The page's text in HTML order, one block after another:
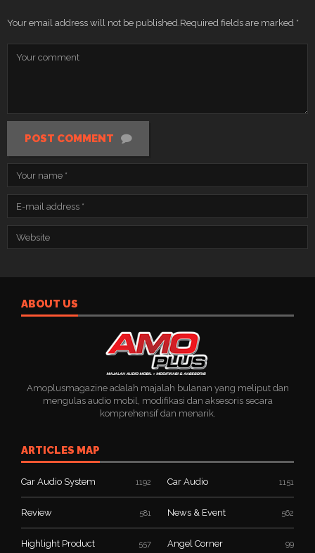
Your email address will not be published.Required fields are marked *
POST COMMENT
ABOUT US
Amoplusmagazine adalah majalah bulanan yang meliput dan
mengulas audio mobil, modifikasi dan aksesoris secara
komprehensif dan menarik.
ARTICLES MAP
Car Audio System 1192 Car Audio 1151
Review 581 News & Event 562
Highlight Product 557 Angel Corner 99